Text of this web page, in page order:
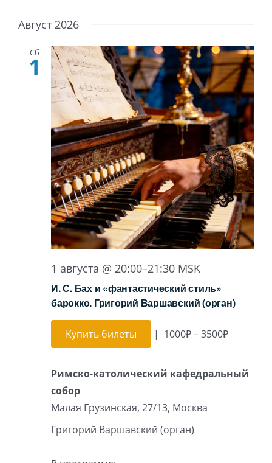
Август 2026
Сб
1
1 августа @ 20:00–21:30 MSK
И. С. Бах и «фантастический стиль»
барокко. Григорий Варшавский (орган)
Купить билеты | 1000₽ – 3500₽
Римско-католический кафедральный
собор
Малая Грузинская, 27/13, Москва
Григорий Варшавский (орган)